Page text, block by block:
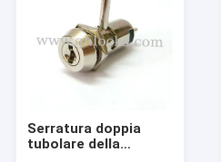
Serratura doppia
tubolare della